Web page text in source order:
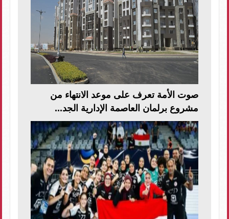
صوت الأمة تعرف على موعد الانتهاء من
مشروع برلمان العاصمة الإدارية الجد...